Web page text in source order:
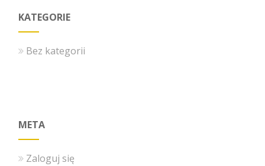
KATEGORIE
Bez kategorii
META
Zaloguj się